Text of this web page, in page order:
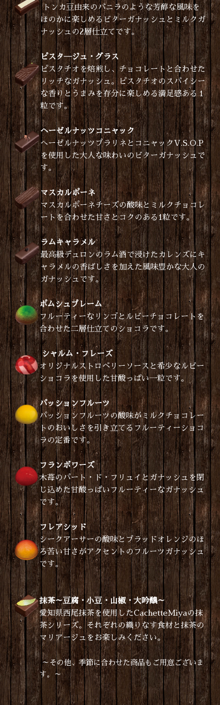
トンカ豆由来のバニラのような芳醇な風味を
ほのかに楽しめるビターガナッシュとミルクガ
ナッシュの2層仕立てです。
ピスタ―ジュ・グラス
ピスタチオを焙煎し、チョコレートと合わせた
リッチなガナッシュ。ピスタチオのスパイシー
な香りとうまみを存分に楽しめる満足感ある１
粒です。
ヘーゼルナッツコニャック
へーゼルナッツプラリネとコニャックV.S.O.P
を使用した大人な味わいのビターガナッシュで
す。
マスカルポーネ
マスカルポーネチーズの酸味とミルクチョコレ
ートを合わせた甘さとコクのある1粒です。
ラムキャラメル
最高級デュロンのラム酒で浸けたカレンズにキ
ャラメルの香ばしさを加えた風味豊かな大人の
ガナッシュです。
ポムシュプレーム
フルーティーなリンゴとルビーチョコレートを
合わせた二層仕立てのショコラです。
シャルム・フレーズ
オリジナルストロベリーソースと希少なルビー
ショコラを使用した甘酸っぱい一粒です。
パッションフルーツ
パッションフルーツの酸味がミルクチョコレー
トのおいしさを引き立てるフルーティーショコ
ラの定番です。
フランボワーズ
木苺のパート・ド・フリュイとガナッシュを閉
じ込めた甘酸っぱいフルーティーなガナッシュ
です。
フレアシッド
シークアーサーの酸味とブラッドオレンジのほ
ろ苦い甘さがアクセントのフルーツガナッシュ
です。
抹茶～豆腐・小豆・山椒・大吟醸～
愛知県西尾抹茶を使用したCachetteMiyaの抹
茶シリーズ。それぞれの織りなす食材と抹茶の
マリアージュをお楽しみください。
～その他、季節に合わせた商品もご用意ございま
す。～